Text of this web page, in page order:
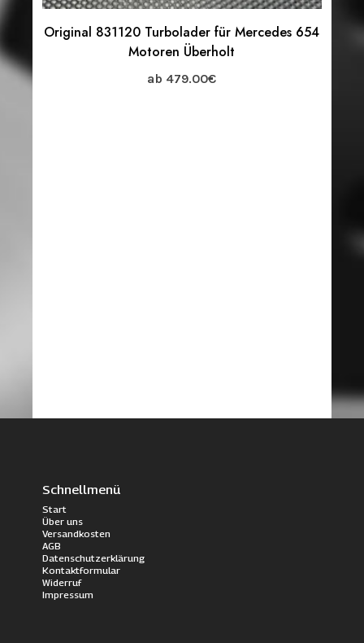
Original 831120 Turbolader für Mercedes 654
Motoren Überholt
ab 479.00€
Schnellmenü
Start
Über uns
Versandkosten
AGB
Datenschutzerklärung
Kontaktformular
Widerruf
Impressum